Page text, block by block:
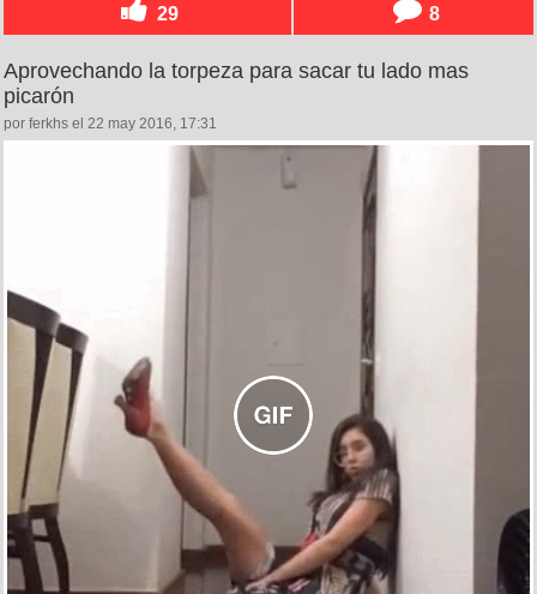
29 8
Aprovechando la torpeza para sacar tu lado mas
picarón
por ferkhs el 22 may 2016, 17:31